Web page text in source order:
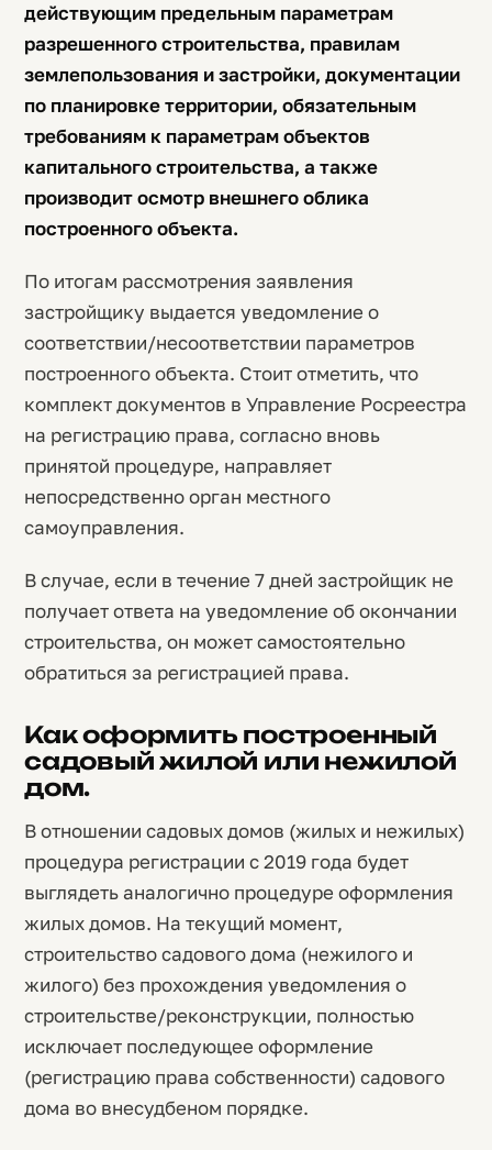
действующим предельным параметрам
разрешенного строительства, правилам
землепользования и застройки, документации
по планировке территории, обязательным
требованиям к параметрам объектов
капитального строительства, а также
производит осмотр внешнего облика
построенного объекта.
По итогам рассмотрения заявления
застройщику выдается уведомление о
соответствии/несоответствии параметров
построенного объекта. Стоит отметить, что
комплект документов в Управление Росреестра
на регистрацию права, согласно вновь
принятой процедуре, направляет
непосредственно орган местного
самоуправления.
В случае, если в течение 7 дней застройщик не
получает ответа на уведомление об окончании
строительства, он может самостоятельно
обратиться за регистрацией права.
Как оформить построенный
садовый жилой или нежилой
дом.
В отношении садовых домов (жилых и нежилых)
процедура регистрации с 2019 года будет
выглядеть аналогично процедуре оформления
жилых домов. На текущий момент,
строительство садового дома (нежилого и
жилого) без прохождения уведомления о
строительстве/реконструкции, полностью
исключает последующее оформление
(регистрацию права собственности) садового
дома во внесудбеном порядке.